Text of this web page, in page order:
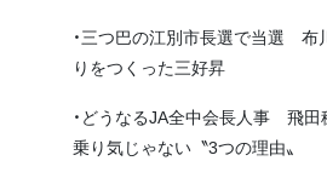
・三つ巴の江別市長選で当選 布
りをつくった三好昇
・どうなるJA全中会長人事 飛田
乗り気じゃない〝3つの理由〟